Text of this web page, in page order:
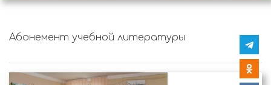
Абонемент учебной литературы